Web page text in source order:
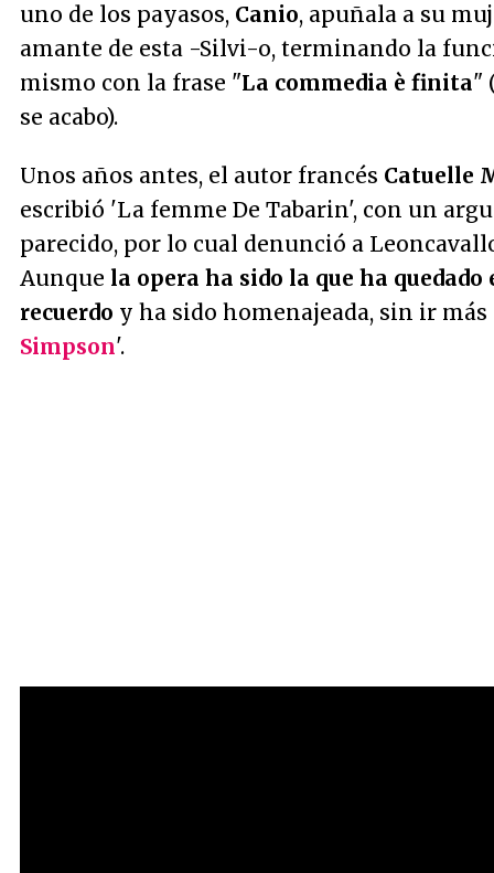
uno de los payasos, Canio, apuñala a su
amante de esta -Silvi-o, terminando la
mismo con la frase "La commedia è finita"
se acabo).
Unos años antes, el autor francés Catuelle
escribió 'La femme De Tabarin', con un
parecido, por lo cual denunció a
Aunque la opera ha sido la que ha quedado
recuerdo y ha sido homenajeada, sin ir más
Simpson'.